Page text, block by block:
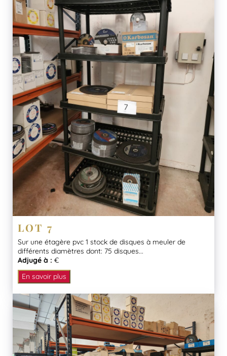
LOT 7
Sur une étagère pvc 1 stock de disques à meuler de
différents diamètres dont: 75 disques...
Adjugé à : €
En savoir plus